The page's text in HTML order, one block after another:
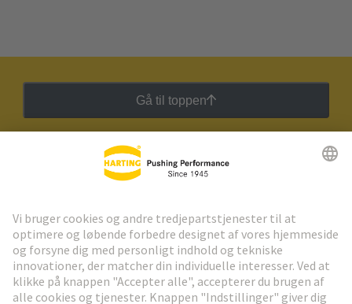
Gå til toppen
HARTING Newsletter
Gå til registrering